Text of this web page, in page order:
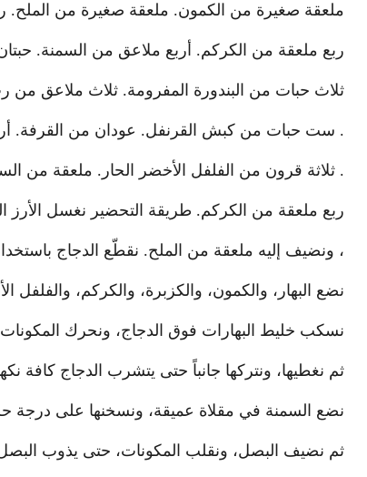
ملعقة صغيرة من الكمون. ملعقة صغيرة من الملح.
ربع ملعقة من الكركم. أربع ملاعق من السمنة.
ثلاث حبات من البندورة المفرومة. ثلاث ملاعق
. ست حبات من كبش القرنفل. عودان من القرفة.
. ثلاثة قرون من الفلفل الأخضر الحار. ملعقة من
ربع ملعقة من الكركم. طريقة التحضير نغسل الأرز
، ونضيف إليه ملعقة من الملح. نقطّع الدجاج
نضع البهار، والكمون، والكزبرة، والكركم،
نسكب خليط البهارات فوق الدجاج، ونحرك المكونات
ثم نغطيها، ونتركها جانباً حتى يتشرب الدجاج كافة
نضع السمنة في مقلاة عميقة، ونسخنها على درجة
ثم نضيف البصل، ونقلب المكونات، حتى يذوب